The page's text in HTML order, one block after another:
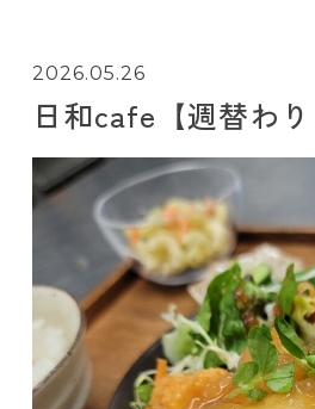
2026.05.26
日和cafe【週替わり